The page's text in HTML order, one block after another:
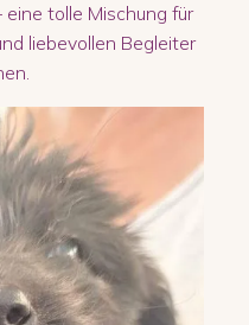
tolle Mischung für
liebevollen Begleiter